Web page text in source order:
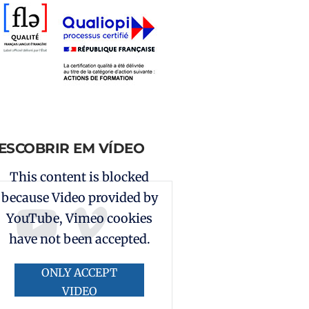
EM VÍDEO
This content is blocked
because Video provided by
YouTube, Vimeo cookies
have not been accepted.
ONLY ACCEPT
VIDEO